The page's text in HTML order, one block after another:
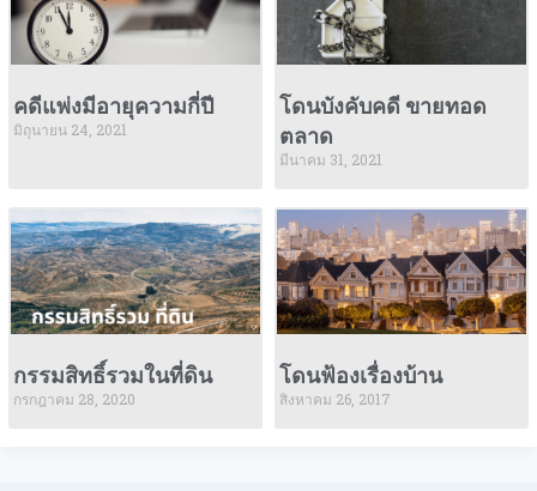
คดีแพ่งมีอายุความกี่ปี
มิถุนายน 24, 2021
โดนบังคับคดี ขายทอด
ตลาด
มีนาคม 31, 2021
กรรมสิทธิ์รวมในที่ดิน
กรกฎาคม 28, 2020
โดนฟ้องเรื่องบ้าน
สิงหาคม 26, 2017